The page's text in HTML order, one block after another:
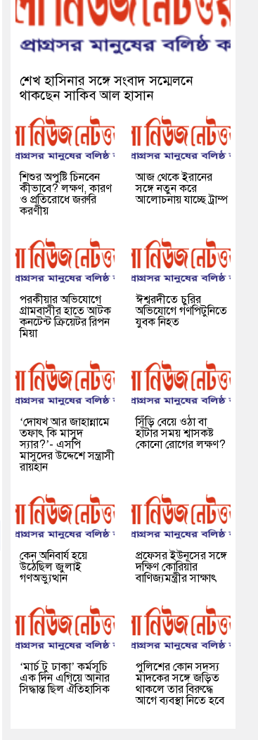
শেখ হাসিনার সঙ্গে সংবাদ সম্মেলনে
থাকছেন সাকিব আল হাসান
শিশুর অপুষ্টি চিনবেন
কীভাবে? লক্ষণ, কারণ
ও প্রতিরোধে জরুরি
করণীয়
আজ থেকে ইরানের
সঙ্গে নতুন করে
আলোচনায় যাচ্ছে ট্রাম্প
পরকীয়ার অভিযোগে
গ্রামবাসীর হাতে আটক
কনটেন্ট ক্রিয়েটর রিপন
মিয়া
ঈশ্বরদীতে চুরির
অভিযোগে গণপিটুনিতে
যুবক নিহত
‘দোযখ আর জাহান্নামে
তফাৎ কি মাসুদ
স্যার?’- এসপি
মাসুদের উদ্দেশে সন্ত্রাসী
রায়হান
সিঁড়ি বেয়ে ওঠা বা
হাঁটার সময় শ্বাসকষ্ট
কোনো রোগের লক্ষণ?
কেন অনিবার্য হয়ে
উঠেছিল জুলাই
গণঅভ্যুত্থান
প্রফেসর ইউনূসের সঙ্গে
দক্ষিণ কোরিয়ার
বাণিজ্যমন্ত্রীর সাক্ষাৎ
‘মার্চ টু ঢাকা’ কর্মসূচি
এক দিন এগিয়ে আনার
সিদ্ধান্ত ছিল ঐতিহাসিক
পুলিশের কোন সদস্য
মাদকের সঙ্গে জড়িত
থাকলে তার বিরুদ্ধে
আগে ব্যবস্থা নিতে হবে